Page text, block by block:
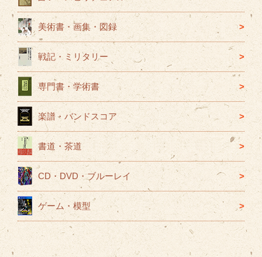
美術書・画集・図録
戦記・ミリタリー
専門書・学術書
楽譜・バンドスコア
書道・茶道
CD・DVD・ブルーレイ
ゲーム・模型